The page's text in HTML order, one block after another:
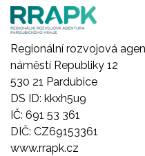
Regionální rozvojová
náměstí Republiky 12
530 21 Pardubice
DS ID: kkxh5u9
IČ: 691 53 361
DIČ: CZ69153361
www.rrapk.cz